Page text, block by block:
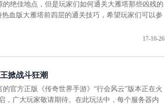
绝佳地点，但是玩家们如何通关大雁塔那些凶残的
血版大雁塔前四层的通关技巧，希望玩家们可以参
17-10-26
掀战斗狂潮
官方正版《传奇世界手游》“行会风云”版本正在火
，广大玩家敬请期待。在此玩法中，每个服务器内